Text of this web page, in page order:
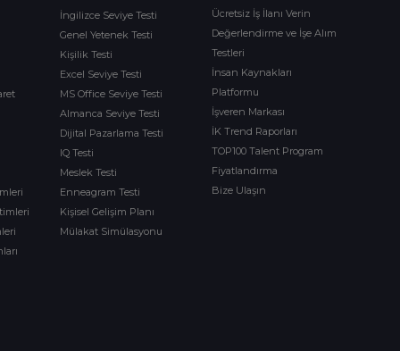
İngilizce Seviye Testi
Genel Yetenek Testi
Kişilik Testi
Excel Seviye Testi
MS Office Seviye Testi
Almanca Seviye Testi
Dijital Pazarlama Testi
IQ Testi
Meslek Testi
Enneagram Testi
Kişisel Gelişim Planı
Mülakat Simülasyonu
Ücretsiz İş İlanı Verin
Değerlendirme ve İşe Alım
Testleri
İnsan Kaynakları
Platformu
İşveren Markası
İK Trend Raporları
TOP100 Talent Program
Fiyatlandırma
Bize Ulaşın